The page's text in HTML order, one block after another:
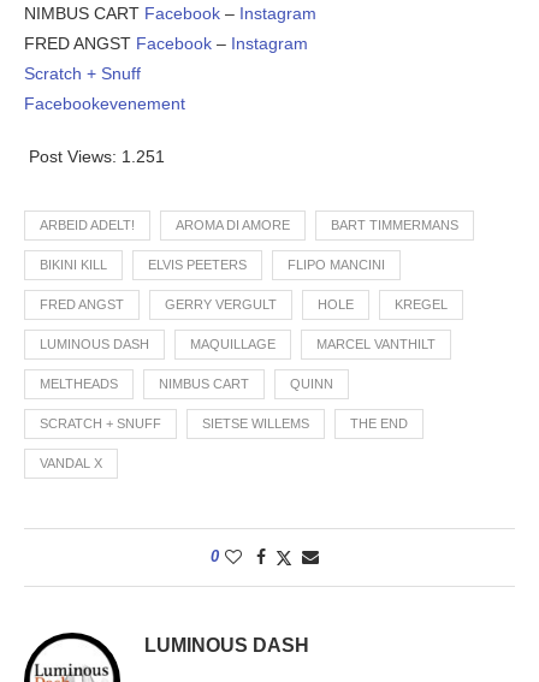
NIMBUS CART Facebook – Instagram
FRED ANGST Facebook – Instagram
Scratch + Snuff
Facebookevenement
Post Views: 1.251
ARBEID ADELT! AROMA DI AMORE BART TIMMERMANS
BIKINI KILL ELVIS PEETERS FLIPO MANCINI
FRED ANGST GERRY VERGULT HOLE KREGEL
LUMINOUS DASH MAQUILLAGE MARCEL VANTHILT
MELTHEADS NIMBUS CART QUINN
SCRATCH + SNUFF SIETSE WILLEMS THE END
VANDAL X
0
LUMINOUS DASH